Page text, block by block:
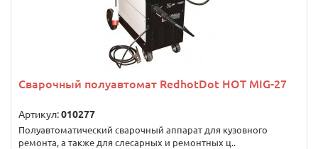
Сварочный полуавтомат RedhotDot HOT MIG-27
Артикул:010277
Полуавтоматический сварочный аппарат для кузовного
ремонта, а также для слесарных и ремонтных ц..